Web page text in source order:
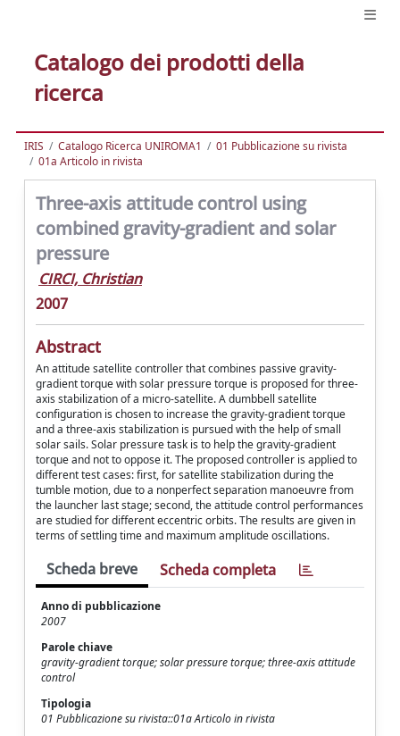
Catalogo dei prodotti della
ricerca
IRIS Catalogo Ricerca UNIROMA1
01 Pubblicazione su rivista
01a Articolo in rivista
Three-axis attitude control using
combined gravity-gradient and solar
pressure
CIRCI, Christian
2007
Abstract
An attitude satellite controller that combines passive gravity-
gradient torque with solar pressure torque is proposed for three-
axis stabilization of a micro-satellite. A dumbbell satellite
configuration is chosen to increase the gravity-gradient torque
and a three-axis stabilization is pursued with the help of small
solar sails. Solar pressure task is to help the gravity-gradient
torque and not to oppose it. The proposed controller is applied to
different test cases: first, for satellite stabilization during the
tumble motion, due to a nonperfect separation manoeuvre from
the launcher last stage; second, the attitude control performances
are studied for different eccentric orbits. The results are given in
terms of settling time and maximum amplitude oscillations.
Scheda breve Scheda completa
Anno di pubblicazione
2007
Parole chiave
gravity-gradient torque; solar pressure torque; three-axis attitude
control
Tipologia
01 Pubblicazione su rivista::01a Articolo in rivista